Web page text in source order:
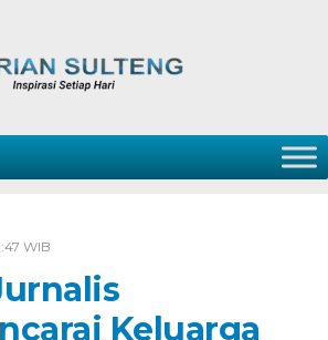
WIB
Keluarga